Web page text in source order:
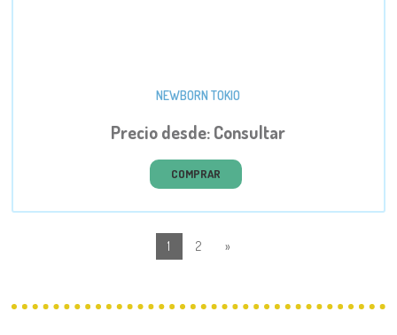
NEWBORN TOKIO
Precio desde: Consultar
COMPRAR
1 2 »